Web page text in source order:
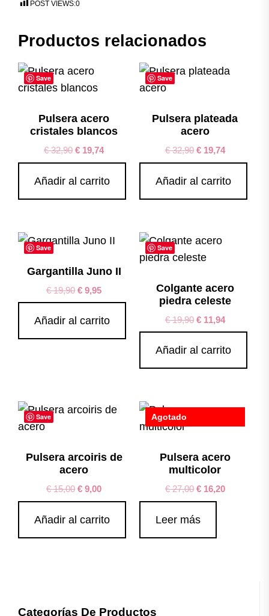
POST VIEWS:0
Productos relacionados
Save
Pulsera acero
cristales blancos
€32,90 € 19,74
Añadir al carrito
Save
Pulsera plateada
acero
€32,90 €19,74
Añadir al carrito
Save
Gargantilla Juno II
€19,90 € 9,95
Añadir al carrito
Save
Colgante acero
piedra celeste
€19,90 €11,94
Añadir al carrito
Save
Pulsera arcoiris de
acero
€15,00 € 9,00
Añadir al carrito
Save
Agotado
Pulsera acero
multicolor
€27,00 €16,20
Leer más
Categorías De Productos